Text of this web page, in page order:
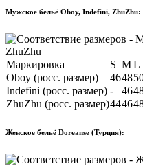
Мужское бельё Oboy, Indefini, ZhuZhu:
Маркировка S ML
Oboy (росс. размер)
4648
Indefini (росс. размер) - 46
ZhuZhu (росс. размер)4446
Женское бельё Doreanse (Турция):